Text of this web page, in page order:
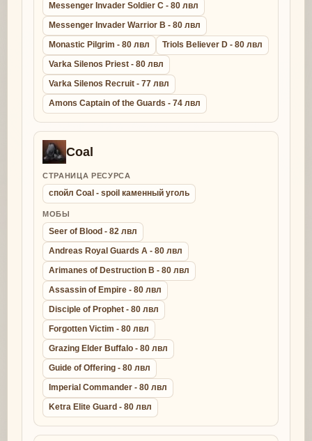
Messenger Invader Soldier C - 80 лвл
Messenger Invader Warrior B - 80 лвл
Monastic Pilgrim - 80 лвл
Triols Believer D - 80 лвл
Varka Silenos Priest - 80 лвл
Varka Silenos Recruit - 77 лвл
Amons Captain of the Guards - 74 лвл
Coal
СТРАНИЦА РЕСУРСА
спойл Coal - spoil каменный уголь
МОБЫ
Seer of Blood - 82 лвл
Andreas Royal Guards A - 80 лвл
Arimanes of Destruction B - 80 лвл
Assassin of Empire - 80 лвл
Disciple of Prophet - 80 лвл
Forgotten Victim - 80 лвл
Grazing Elder Buffalo - 80 лвл
Guide of Offering - 80 лвл
Imperial Commander - 80 лвл
Ketra Elite Guard - 80 лвл